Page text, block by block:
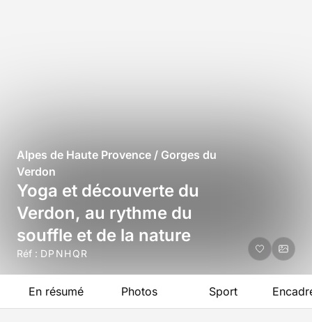
Alpes de Haute Provence / Gorges du
Verdon
Yoga et découverte du
Verdon, au rythme du
souffle et de la nature
Réf : DPNHQR
En résumé Photos Sport